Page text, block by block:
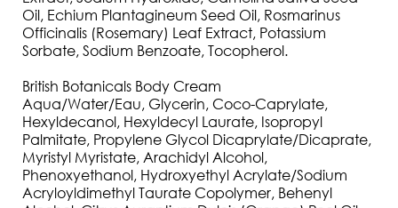
Oil, Echium Plantagineum Seed Oil, Rosmarinus
Officinalis (Rosemary) Leaf Extract, Potassium
Sorbate, Sodium Benzoate, Tocopherol.
British Botanicals Body Cream
Aqua/Water/Eau, Glycerin, Coco-Caprylate,
Hexyldecanol, Hexyldecyl Laurate, Isopropyl
Palmitate, Propylene Glycol Dicaprylate/Dicaprate,
Myristyl Myristate, Arachidyl Alcohol,
Phenoxyethanol, Hydroxyethyl Acrylate/Sodium
Acryloyldimethyl Taurate Copolymer, Behenyl